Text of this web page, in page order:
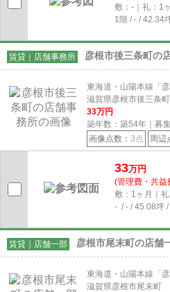
敷：-｜礼：1
1階 / - / 42.34
賃貸｜店舗事務所 彦根市後三条町の
東海道・山陽本線「
滋賀県彦根市後三条町
33万円
築年数：築54年｜募
画像点数： 3点 周辺
33万円
(管理費・共益
敷：1ヶ月｜
- / - / 45.08坪 /
賃貸｜店舗一部 彦根市尾末町の店舗
東海道・山陽本線「
滋賀県彦根市尾末町